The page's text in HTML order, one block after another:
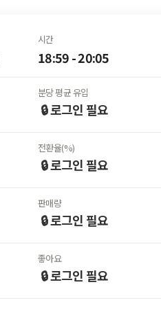
시간
18:59 - 20:05
분당 평균 유입
🔒 로그인 필요
전환율(%)
🔒 로그인 필요
판매량
🔒 로그인 필요
좋아요
🔒 로그인 필요